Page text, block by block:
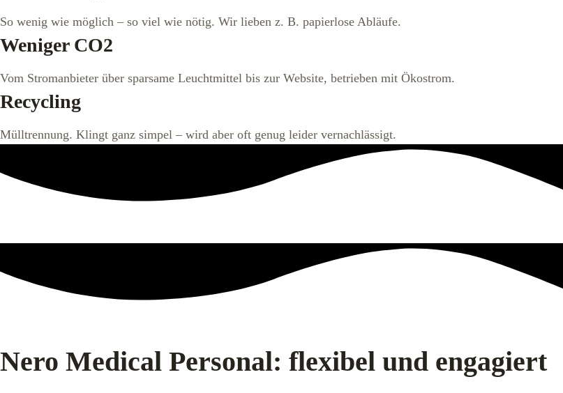
So wenig wie möglich – so viel wie nötig. Wir lieben z. B. papierlose Abläufe.
Weniger CO2
Vom Stromanbieter über sparsame Leuchtmittel bis zur Website, betrieben mit Ökostrom.
Recycling
Mülltrennung. Klingt ganz simpel – wird aber oft genug leider vernachlässigt.
Nero Medical Personal: flexibel und engagiert